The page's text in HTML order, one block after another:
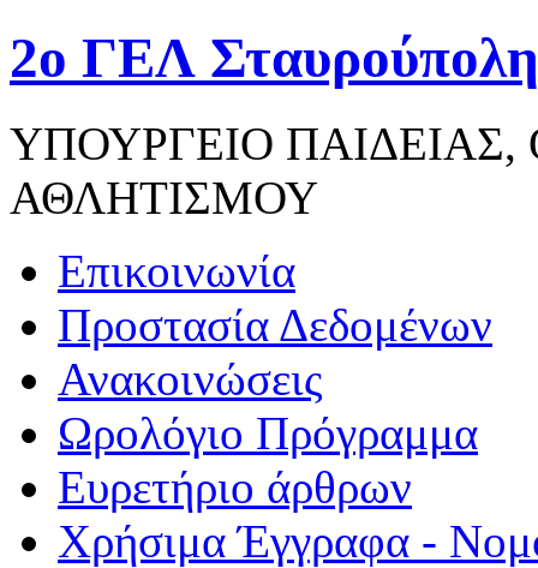
2ο ΓΕΛ
ΥΠΟΥΡΓΕΙΟ
ΑΘΛΗΤΙΣΜΟΥ
Επικοινωνία
Προστασία Δεδομένων
Ανακοινώσεις
Ωρολόγιο Πρόγραμμα
Ευρετήριο άρθρων
Χρήσιμα Έγγραφα -